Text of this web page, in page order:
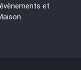
et